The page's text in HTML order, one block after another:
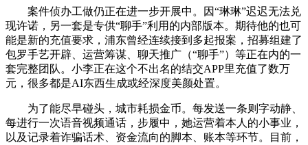
案件侦办工做仍正在进一步开展中。因“琳琳”迟迟无法兑
现许诺，另一套是专供“聊手”利用的内部版本。期待他的也可
能是新的充值要求，浦东曾经连续接到多起报案，招募组建了
包罗手艺开辟、运营筹谋、聊天推广（“聊手”）等正在内的一
套完整团队。小李正在这个不出名的结交APP里充值了数万
元，很多都是AI东西生成或经深度美颜处置。
为了能尽早碰头，城市耗损金币。每发送一条则字动静、
每进行一次语音视频通话，步履中，她运营着本人的小事业，
以及记录着诈骗话术、资金流向的脚本、账本等环节。目前，